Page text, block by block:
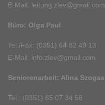
E-Mail: leitung.zlev@gmail.com
Büro: Olga Paul
Tel./Fax: (0351) 64 82 49 13
E-Mail: info.zlev@gmail.com
Seniorenarbeit: Alina Szogas
Tel.: (0351) 85 07 34 56